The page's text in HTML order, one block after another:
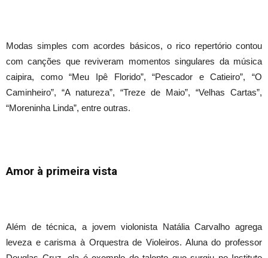
Modas simples com acordes básicos, o rico repertório contou
com canções que reviveram momentos singulares da música
caipira, como “Meu Ipê Florido”, “Pescador e Catieiro”, “O
Caminheiro”, “A natureza”, “Treze de Maio”, “Velhas Cartas”,
“Moreninha Linda”, entre outras.
Amor à primeira vista
Além de técnica, a jovem violonista Natália Carvalho agrega
leveza e carisma à Orquestra de Violeiros. Aluna do professor